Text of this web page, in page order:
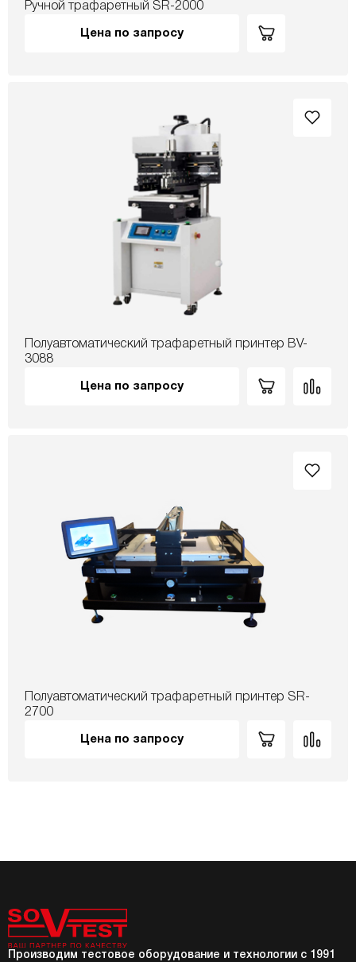
Ручной трафаретный SR-2000
Цена по запросу
Полуавтоматический трафаретный принтер BV-
3088
Цена по запросу
Полуавтоматический трафаретный принтер SR-
2700
Цена по запросу
Производим тестовое оборудование и технологии с 1991